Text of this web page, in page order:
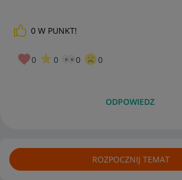
0 W PUNKT!
0 0 0 0
ODPOWIEDZ
ROZPOCZNIJ TEMAT